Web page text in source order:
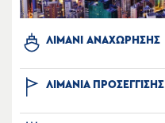
ΛΙΜΑΝΙ ΑΝΑΧΩΡΗΣΗΣ
ΛΙΜΑΝΙΑ ΠΡΟΣΕΓΓΙΣΗΣ